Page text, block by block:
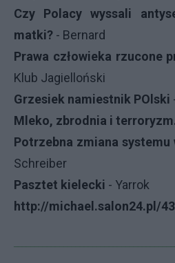
Czy Polacy wyssali
matki? - Bernard
Prawa człowieka rzucone
Klub Jagielloński
Grzesiek namiestnik POlski
Mleko, zbrodnia i
Potrzebna zmiana systemu
Schreiber
Pasztet kielecki - Yarrok
http://michael.salon24.pl/